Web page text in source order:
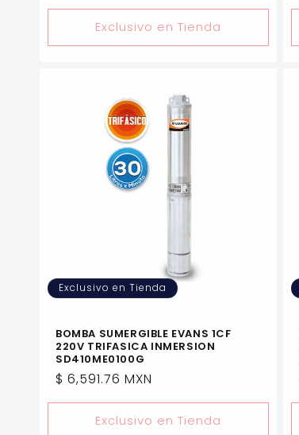
Exclusivo en Tienda
Exclusivo en Tienda
BOMBA SUMERGIBLE EVANS 1CF
220V TRIFASICA INMERSION
SD410ME0100G
Precio
$ 6,591.76 MXN
Exclusivo en Tienda